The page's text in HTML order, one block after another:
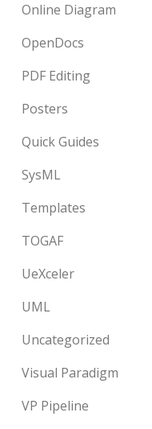
Online Diagram
OpenDocs
PDF Editing
Posters
Quick Guides
SysML
Templates
TOGAF
UeXceler
UML
Uncategorized
Visual Paradigm
VP Pipeline